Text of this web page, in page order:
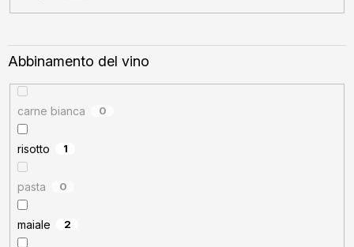
Abbinamento del vino
carne bianca 0
risotto 1
pasta 0
maiale 2